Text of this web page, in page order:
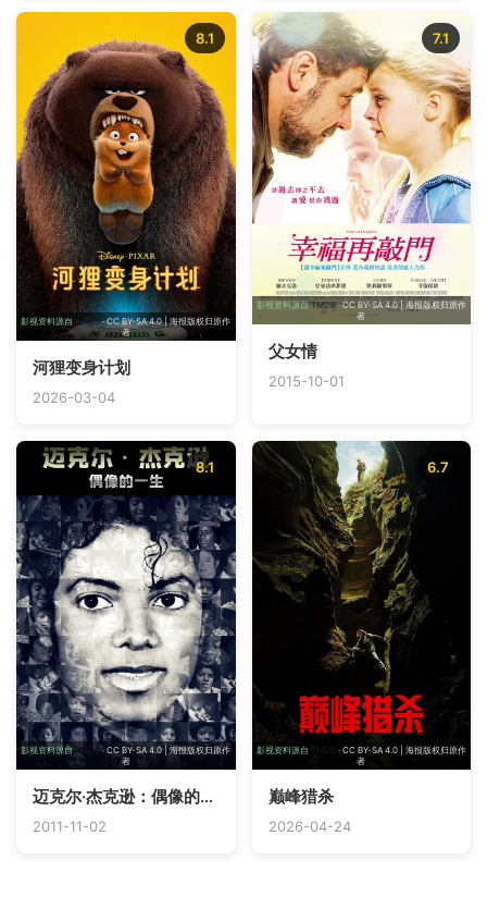
影视资料源自TMDB· CC BY-SA 4.0 | 海报版权归原作
者
8.1
河狸变身计划
2026-03-04
影视资料源自TMDB· CC BY-SA 4.0 | 海报版权归原作
者
7.1
父女情
2015-10-01
影视资料源自TMDB· CC BY-SA 4.0 | 海报版权归原作
者
8.1
迈克尔·杰克逊：偶像的一生
2011-11-02
影视资料源自 TMDB· CC BY-SA 4.0 | 海报版权归原作
者
6.7
巅峰猎杀
2026-04-24